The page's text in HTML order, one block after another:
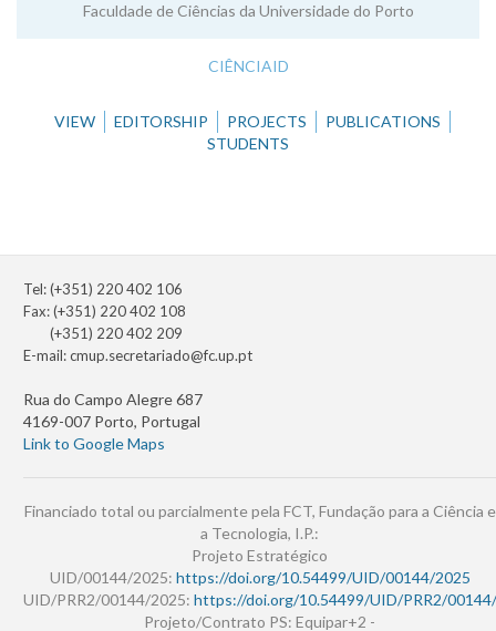
Faculdade de Ciências da Universidade do Porto
CIÊNCIAID
VIEW EDITORSHIP PROJECTS
PUBLICATIONS
STUDENTS
Tel: (+351) 220 402 106
Fax: (+351) 220 402 108
(+351) 220 402 209
E-mail:cmup.secretariado@fc.up.pt
Rua do Campo Alegre 687
4169-007 Porto, Portugal
Link to Google Maps
Financiado total ou parcialmente pela FCT, Fundação para a Ciência e
a Tecnologia, I.P.:
Projeto Estratégico
UID/00144/2025: https://doi.org/10.54499/UID/00144/2025
UID/PRR2/00144/2025: https://doi.org/10.54499/UID/PRR2/
Projeto/Contrato PS: Equipar+2 -